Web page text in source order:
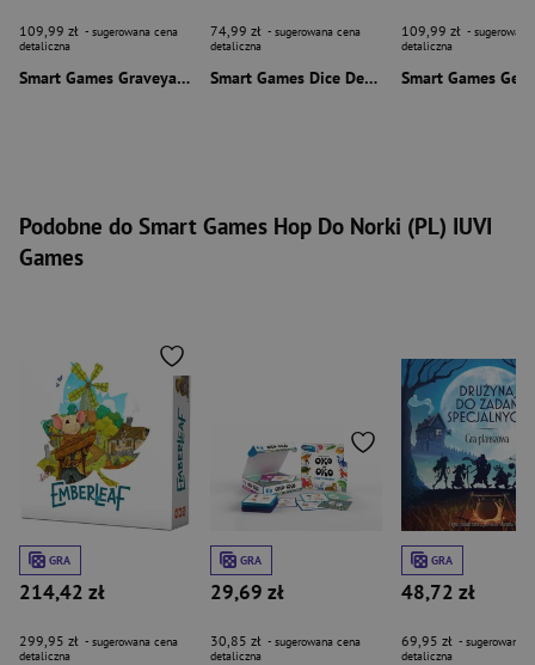
109,99 zł - sugerowana cena
detaliczna
Smart Games Graveyard Shift (ENG) IUVI Games
74,99 zł - sugerowana cena
detaliczna
Smart Games Dice Deduction (ENG) IUVI Games
109,99 zł -
detaliczna
Podobne do Smart Games Hop Do Norki (PL) IUVI
Games
GRA
214,42 zł
299,95 zł - sugerowana cena
detaliczna
GRA
29,69 zł
30,85 zł - sugerowana cena
detaliczna
GRA
48,72 zł
69,95 zł - sugerowana
detaliczna